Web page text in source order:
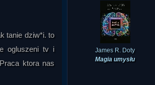
tanie dziw*i. to
ogluszeni tv i
ktora nas
James R. Doty
Magia umysłu